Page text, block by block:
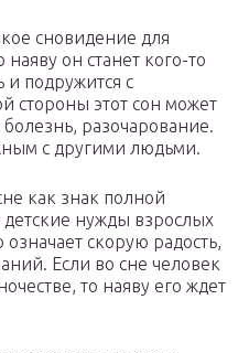
сновидение для
он станет кого-то
и подружится с
стороны этот сон может
разочарование.
с другими людьми.
как знак полной
нужды взрослых
скорую радость,
Если во сне человек
то наяву его ждет